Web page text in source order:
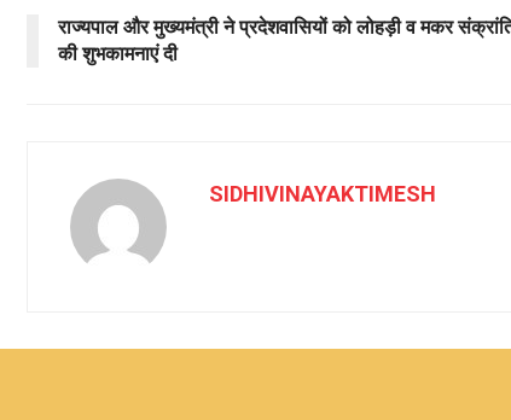
राज्यपाल और मुख्यमंत्री ने प्रदेशवासियों को लोहड़ी व मकर
की शुभकामनाएं दी
SIDHIVINAYAKTIMESH